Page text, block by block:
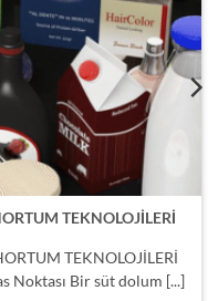
TEKNOLOJİLERİ
TEKNOLOJİLERİ
Noktası Bir süt dolum [...]